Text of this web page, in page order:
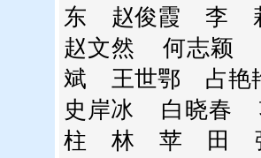
东
赵俊霞 李
赵文然
何志颖
斌
王世鄂
占艳
史岸冰
白晓春
柱
林 苹 田